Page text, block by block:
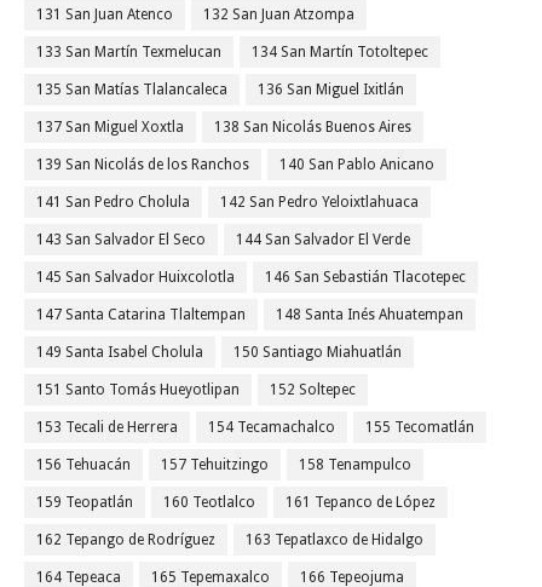
131 San Juan Atenco 132 San Juan Atzompa
133 San Martín Texmelucan 134 San Martín Totoltepec
135 San Matías Tlalancaleca 136 San Miguel Ixitlán
137 San Miguel Xoxtla 138 San Nicolás Buenos Aires
139 San Nicolás de los Ranchos 140 San Pablo Anicano
141 San Pedro Cholula 142 San Pedro Yeloixtlahuaca
143 San Salvador El Seco 144 San Salvador El Verde
145 San Salvador Huixcolotla 146 San Sebastián Tlacotepec
147 Santa Catarina Tlaltempan 148 Santa Inés Ahuatempan
149 Santa Isabel Cholula 150 Santiago Miahuatlán
151 Santo Tomás Hueyotlipan 152 Soltepec
153 Tecali de Herrera 154 Tecamachalco 155 Tecomatlán
156 Tehuacán 157 Tehuitzingo 158 Tenampulco
159 Teopatlán 160 Teotlalco 161 Tepanco de López
162 Tepango de Rodríguez 163 Tepatlaxco de Hidalgo
164 Tepeaca 165 Tepemaxalco 166 Tepeojuma